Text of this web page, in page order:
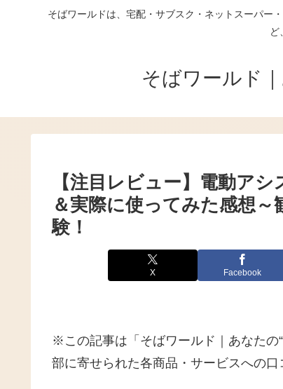
そばワールドは、宅配・サブスク・ネットスーパー
ど
そばワールド
【注目レビュー】電動ア
＆実際に使ってみた感想
験！
X Facebook
※この記事は「そばワールド｜あなたの
部に寄せられた各商品・サービスへの口